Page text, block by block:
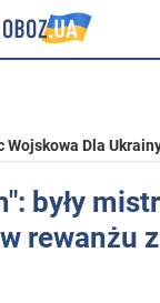
Wojskowa Dla
były
rewanżu